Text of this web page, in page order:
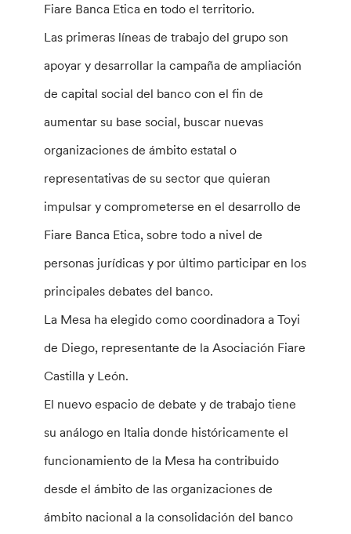
Fiare Banca Etica en todo el territorio.
Las primeras líneas de trabajo del grupo son
apoyar y desarrollar la campaña de ampliación
de capital social del banco con el fin de
aumentar su base social, buscar nuevas
organizaciones de ámbito estatal o
representativas de su sector que quieran
impulsar y comprometerse en el desarrollo de
Fiare Banca Etica, sobre todo a nivel de
personas jurídicas y por último participar en los
principales debates del banco.
La Mesa ha elegido como coordinadora a Toyi
de Diego, representante de la Asociación Fiare
Castilla y León.
El nuevo espacio de debate y de trabajo tiene
su análogo en Italia donde históricamente el
funcionamiento de la Mesa ha contribuido
desde el ámbito de las organizaciones de
ámbito nacional a la consolidación del banco